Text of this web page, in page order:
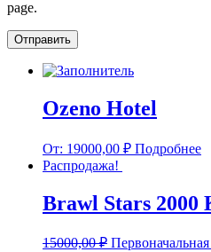
page.
Ozeno Hotel
От: 19000,00 ₽ Подробнее
Распродажа!
Brawl Stars 2000
15000,00₽